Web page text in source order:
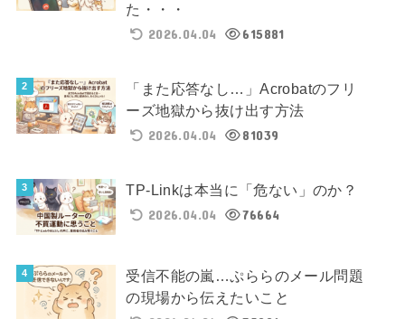
た・・・
2026.04.04
615881
「また応答なし…」Acrobatのフリ
ーズ地獄から抜け出す方法
2026.04.04
81039
TP-Linkは本当に「危ない」のか？
2026.04.04
76664
受信不能の嵐…ぷららのメール問題
の現場から伝えたいこと